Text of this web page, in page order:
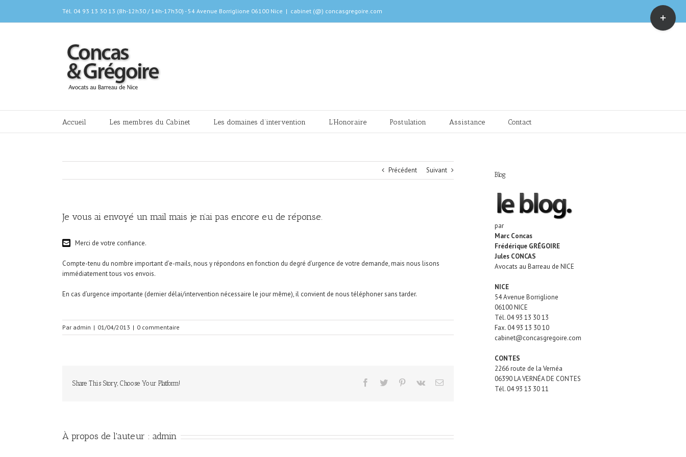
content
Tél. 04 93 13 30 13 (8h-12h30 / 14h-17h30) - 54 Avenue Borriglione 06100 Nice | cabinet (@) concasgregoire.com
Accueil Les membres du Cabinet Les domaines d’intervention L’Honoraire Postulation Assistance Contact
Précédent Suivant
Je vous ai envoyé un mail mais je n’ai pas encore eu de réponse.
Merci de votre confiance.
Compte-tenu du nombre important d’e-mails, nous y répondons en fonction du degré d’urgence de votre demande, mais nous lisons
immédiatement tous vos envois.
En cas d’urgence importante (dernier délai/intervention nécessaire le jour même), il convient de nous téléphoner sans tarder.
Par admin | 01/04/2013 | 0 commentaire
Share This Story, Choose Your Platform! facebooktwitter pinterest
vk Email
À propos de l'auteur : admin
Blog
par
Marc Concas
Frédérique GRÉGOIRE
Jules CONCAS
Avocats au Barreau de NICE
NICE
54 Avenue Borriglione
06100 NICE
Tél. 04 93 13 30 13
Fax. 04 93 13 30 10
cabinet@concasgregoire.com
CONTES
2266 route de la Vernéa
06390 LA VERNÉA DE CONTES
Tél. 04 93 13 30 11
Toggle
Sliding
Bar